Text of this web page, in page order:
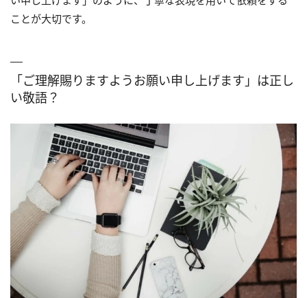
ことが大切です。
「ご理解賜りますようお願い申し上げます」は正し
い敬語？